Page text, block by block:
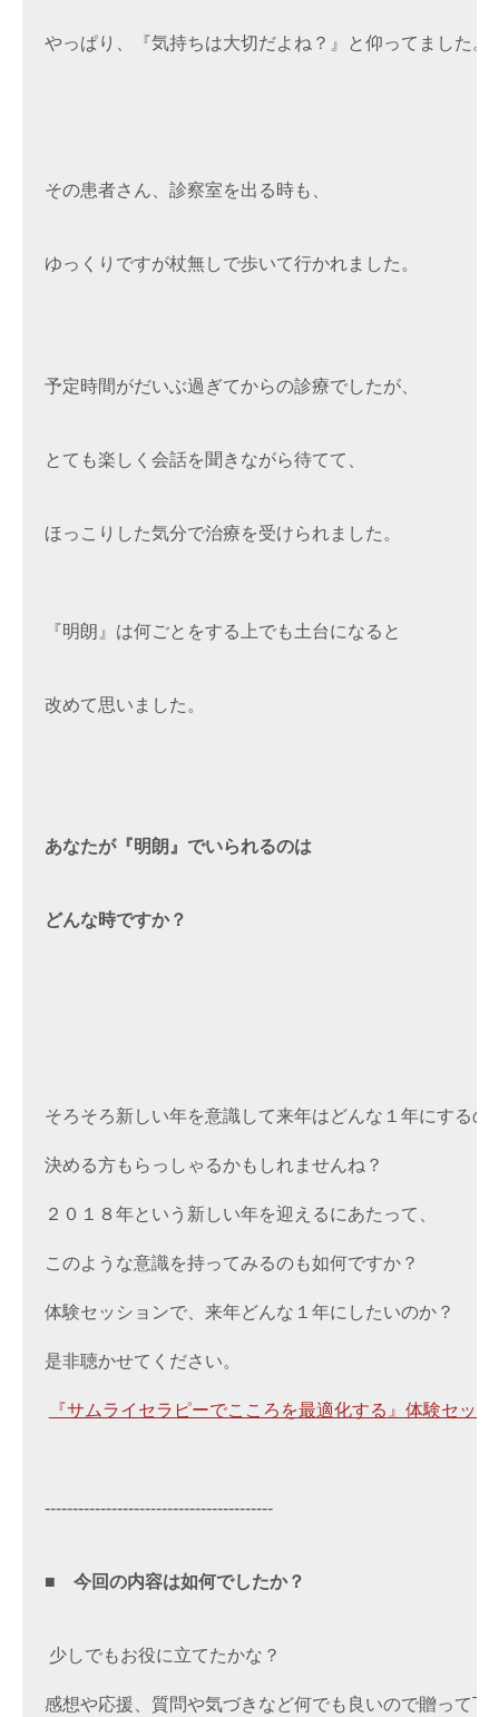
やっぱり、『気持ちは大切だよね？』と仰ってました。
その患者さん、診察室を出る時も、
ゆっくりですが杖無しで歩いて行かれました。
予定時間がだいぶ過ぎてからの診療でしたが、
とても楽しく会話を聞きながら待てて、
ほっこりした気分で治療を受けられました。
『明朗』は何ごとをする上でも土台になると
あなたが『明朗』でいられるのは
どんな時ですか？
そろそろ新しい年を意識して来年はどんな１年にするの
決める方もらっしゃるかもしれませんね？
２０１８年という新しい年を迎えるにあたって、
このような意識を持ってみるのも如何ですか？
体験セッションで、来年どんな１年にしたいのか？
是非聴かせてください。
『サムライセラピーでこころを最適化する』体験セッシ
-----------------------------------------
■ 今回の内容は如何でしたか？
少しでもお役に立てたかな？
感想や応援、質問や気づきなど何でも良いので贈って下